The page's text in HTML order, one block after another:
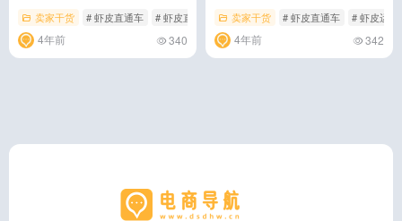
卖家干货 # 虾皮直通车 # 虾皮直通车测款
4年前 340
卖家干货 # 虾皮直通车 # 虾皮运营
4年前 342